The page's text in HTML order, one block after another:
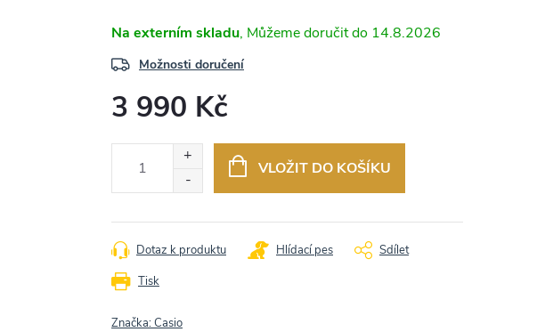
Na externím skladu 14.8.2026
Možnosti doručení
3 990 Kč
VLOŽIT DO KOŠÍKU
Tisk
Dotaz k produktu Hlídací pes Sdílet
Značka:Casio